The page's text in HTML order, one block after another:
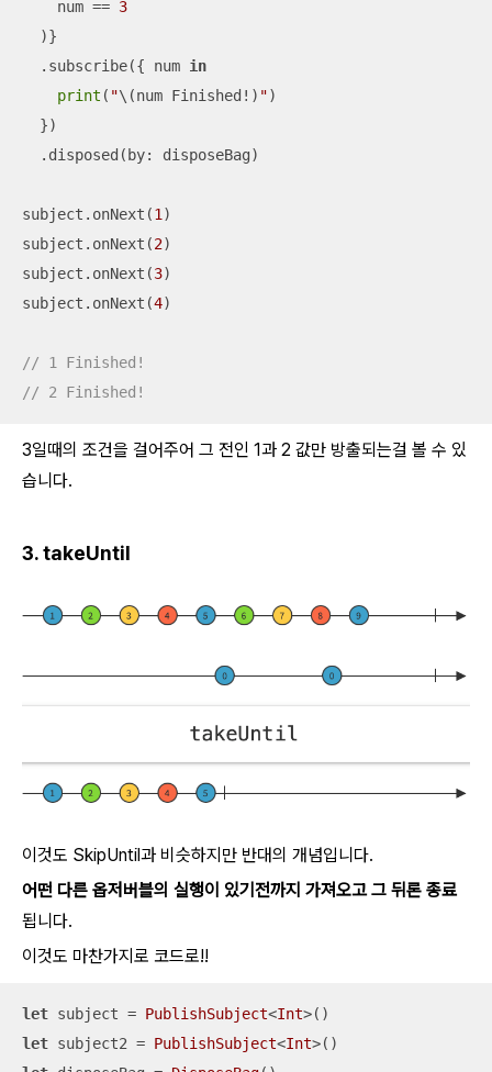
    num
== 3
  )}
  .subscribe({ num
in
print ( "\(num Finished ! ) ")
  })
  .disposed(by: disposeBag)
subject.onNext(1 )
subject.onNext(2)
subject.onNext(3)
subject.onNext(4)
// 1 Finished!
// 2 Finished!
3일때의 조건을 걸어주어 그 전인 1과 2 값만 방출되는걸 볼 수 있
습니다.
3. takeUntil
이것도 SkipUntil과 비슷하지만 반대의 개념입니다.
어떤 다른 옵저버블의 실행이 있기전까지 가져오고 그 뒤론 종료
됩니다.
이것도 마찬가지로 코드로!!
let subject = PublishSubject<Int
let subject2 = PublishSubject<Int